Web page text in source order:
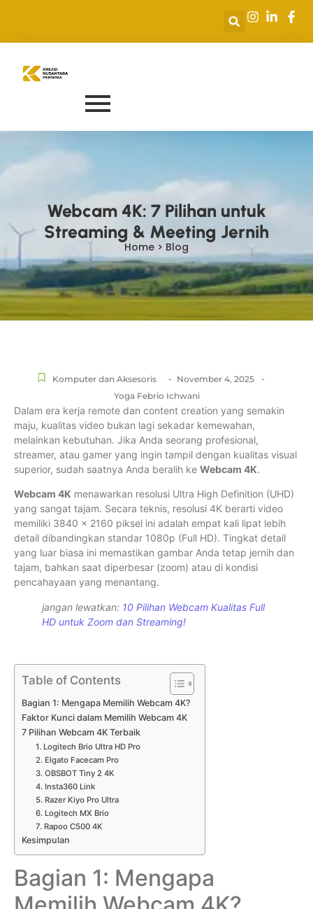
Webcam 4K: 7 Pilihan untuk
Streaming & Meeting Jernih
Home > Blog
Komputer dan Aksesoris - November 4, 2025 -
Yoga Febrio Ichwani
Dalam era kerja remote dan content creation yang semakin
maju, kualitas video bukan lagi sekadar kemewahan,
melainkan kebutuhan. Jika Anda seorang profesional,
streamer, atau gamer yang ingin tampil dengan kualitas visual
superior, sudah saatnya Anda beralih ke Webcam 4K.
Webcam 4K menawarkan resolusi Ultra High Definition (UHD)
yang sangat tajam. Secara teknis, resolusi 4K berarti video
memiliki 3840 x 2160 piksel ini adalah empat kali lipat lebih
detail dibandingkan standar 1080p (Full HD). Tingkat detail
yang luar biasa ini memastikan gambar Anda tetap jernih dan
tajam, bahkan saat diperbesar (zoom) atau di kondisi
pencahayaan yang menantang.
jangan lewatkan: 10 Pilihan Webcam Kualitas Full
HD untuk Zoom dan Streaming!
Table of Contents
Bagian 1: Mengapa Memilih Webcam 4K?
Faktor Kunci dalam Memilih Webcam 4K
7 Pilihan Webcam 4K Terbaik
1. Logitech Brio Ultra HD Pro
2. Elgato Facecam Pro
3. OBSBOT Tiny 2 4K
4. Insta360 Link
5. Razer Kiyo Pro Ultra
6. Logitech MX Brio
7. Rapoo C500 4K
Kesimpulan
Bagian 1: Mengapa